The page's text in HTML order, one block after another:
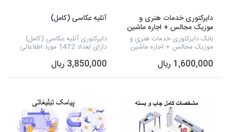
دایرکتوری خدمات هنری و
موزیک مجالس + اجاره ماشین
بانک دایرکتوری خدمات هنری و
موزیک مجالس + اجاره ماشین
1,600,000 ریال
آتلیه عکاسی (کامل)
دایرکتوری آتلیه عکاسی (کامل)
دارای تعداد 1472 مورد اطلاعاتی
آدرس، نام تجاری و کدرسته شغلی
میشود و دارای مواردی چون
عكاسي و فيلم...
3,850,000 ریال